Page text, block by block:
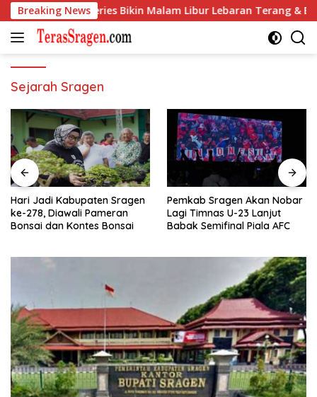
Langsung
ke
konten
Breaking News
Galaxy S26 Series Bikin Malam Libur Lebaran Terang & Epik
Sejarah Sragen
Hari Jadi Kabupaten Sragen
ke-278, Diawali Pameran
Bonsai dan Kontes Bonsai
Pemkab Sragen Akan Nobar
Lagi Timnas U-23 Lanjut
Babak Semifinal Piala AFC